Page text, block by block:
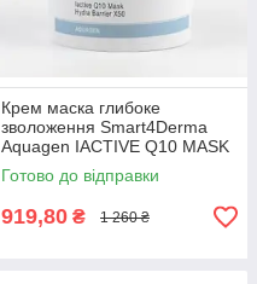
Крем маска глибоке
зволоження Smart4Derma
Aquagen IACTIVE Q10 MASK
300мл
Готово до відправки
919,80 ₴ 1 260 ₴